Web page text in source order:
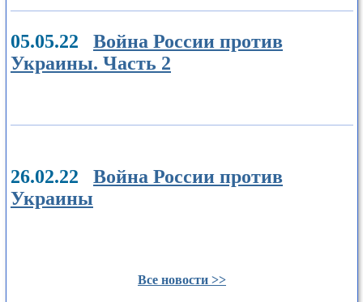
05.05.22 Война России против
Украины. Часть 2
26.02.22 Война России против
Украины
Все новости >>